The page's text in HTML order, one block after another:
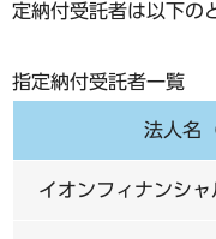
定納付受託者は以下の
指定納付受託者一覧
法人名
イオンフィナンシ